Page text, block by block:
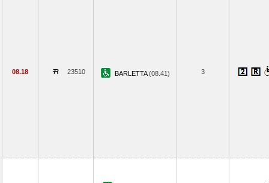
08.18 23510 BARLETTA(08.41) 3